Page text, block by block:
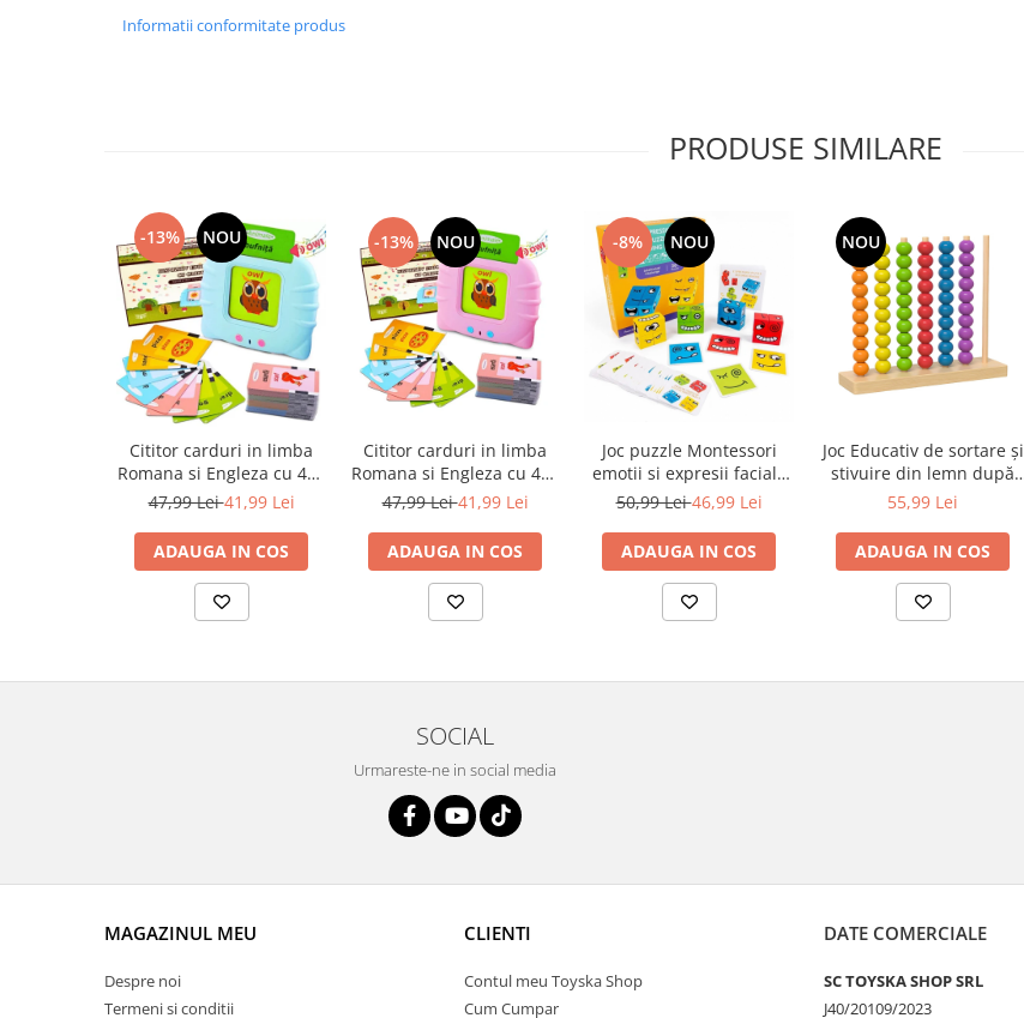
Informatii conformitate produs
PRODUSE SIMILARE
-13% NOU
Cititor carduri in limba
Romana si Engleza cu 448
cuvinte, 224 imagini,
albastru
47,99 Lei41,99 Lei
ADAUGA IN COS
-13% NOU
Cititor carduri in limba
Romana si Engleza cu 448
cuvinte, 224 imagini,
47,99 Lei41,99 Lei
ADAUGA IN COS
-8% NOU
Joc puzzle Montessori
emotii si expresii faciale
cuburi din lemn,
50,99 Lei46,99 Lei
ADAUGA IN COS
NOU
Joc Educativ de sortare și
stivuire din lemn după
culoare, multicolor
55,99 Lei
ADAUGA IN COS
SOCIAL
Urmareste-ne in social media
MAGAZINUL MEU
Despre noi
Termeni si conditii
CLIENTI
Contul meu Toyska Shop
Cum Cumpar
DATE COMERCIALE
SC TOYSKA SHOP SRL
J40/20109/2023